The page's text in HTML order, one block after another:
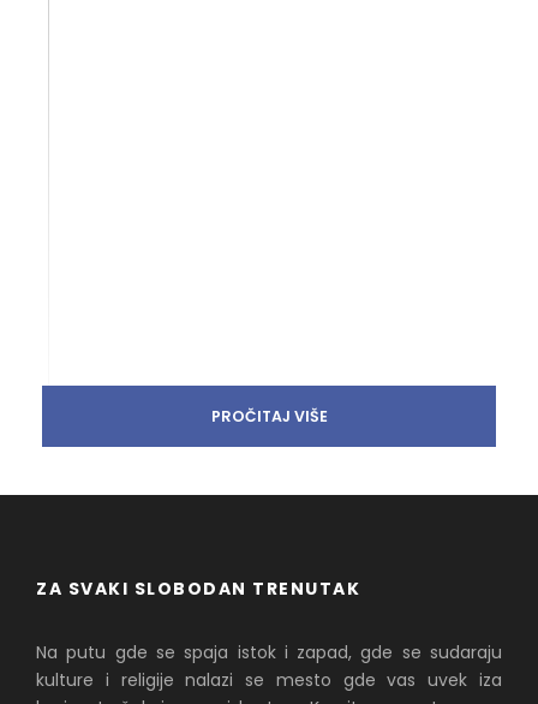
PROČITAJ VIŠE
ZA SVAKI SLOBODAN TRENUTAK
Na putu gde se spaja istok i zapad, gde se sudaraju
kulture i religije nalazi se mesto gde vas uvek iza